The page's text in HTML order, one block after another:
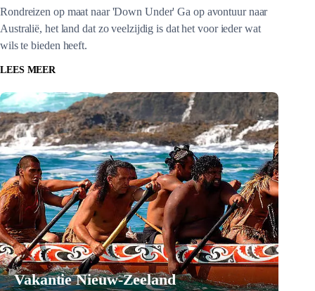
Rondreizen op maat naar 'Down Under' Ga op avontuur naar
Australië, het land dat zo veelzijdig is dat het voor ieder wat
wils te bieden heeft.
LEES MEER
Vakantie Nieuw-Zeeland